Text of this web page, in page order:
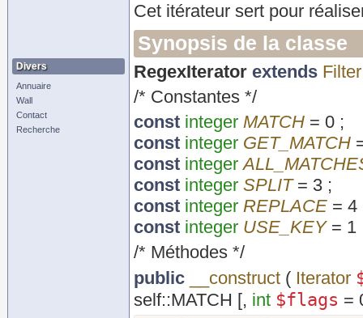
Divers
Annuaire
Wall
Contact
Recherche
Cet itérateur sert pour
Synopsis de la classe
RegexIterator extends
/* Constantes */
const integer MATCH = 0 ;
const integer GET_MATCH
const integer
const integer SPLIT = 3 ;
const integer REPLACE = 4
const integer USE_KEY = 1
/* Méthodes */
public
__construct ( Iterator
self::MATCH [, int $flags =